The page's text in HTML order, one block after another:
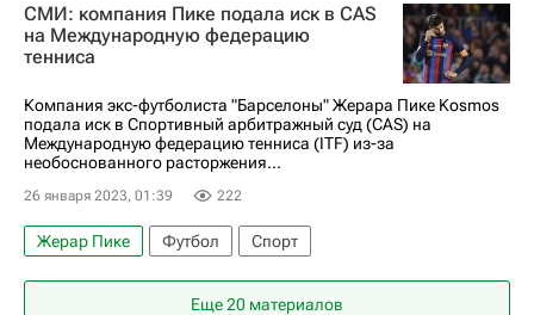
СМИ: компания Пике подала иск в CAS
на Международную федерацию
тенниса
Компания экс-футболиста "Барселоны" Жерара Пике Kosmos
подала иск в Спортивный арбитражный суд (CAS) на
Международную федерацию тенниса (ITF) из-за
необоснованного расторжения...
26 января 2023, 01:39 222
Жерар Пике Футбол Спорт
Еще 20 материалов